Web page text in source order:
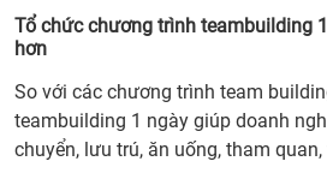
Tổ chức chương trình teambuilding
hơn
So với các chương trình team
teambuilding 1 ngày giúp doanh
chuyển, lưu trú, ăn uống, tham